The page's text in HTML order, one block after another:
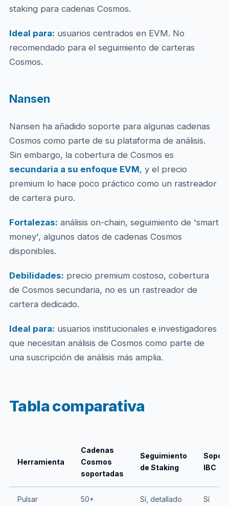
staking para cadenas Cosmos.
Ideal para: usuarios centrados en EVM. No
recomendado para el seguimiento de carteras
Cosmos.
Nansen
Nansen ha añadido soporte para algunas cadenas
Cosmos como parte de su plataforma de análisis.
Sin embargo, la cobertura de Cosmos es
secundaria a su enfoque EVM, y el precio
premium lo hace poco práctico como un rastreador
de cartera puro.
Fortalezas: análisis on-chain, seguimiento de 'smart
money', algunos datos de cadenas Cosmos
disponibles.
Debilidades: precio premium costoso, cobertura
de Cosmos secundaria, no es un rastreador de
cartera dedicado.
Ideal para: usuarios institucionales e investigadores
que necesitan análisis de Cosmos como parte de
una suscripción de análisis más amplia.
Tabla comparativa
Herramienta
Cadenas
Cosmos
soportadas
Seguimiento
de Staking
IBC
Pulsar
50+ Sí, detallado Sí